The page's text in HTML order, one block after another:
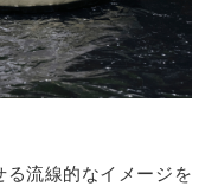
る流線的なイメージを